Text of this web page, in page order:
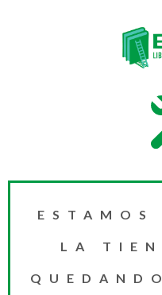
ESTAMOS
LA